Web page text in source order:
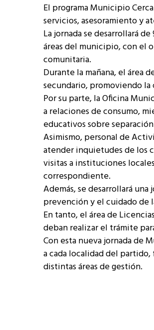
El programa Municipio
servicios, asesoramiento y
La jornada se desarrollará
áreas del municipio, con el
comunitaria.
Durante la mañana, el área
secundario, promoviendo
Por su parte, la Oficina
a relaciones de consumo,
educativos sobre
Asimismo, personal de
atender inquietudes de los
visitas a instituciones
correspondiente.
Además, se desarrollará
prevención y el cuidado de
En tanto, el área de
deban realizar el trámite
Con esta nueva jornada de
a cada localidad del
distintas áreas de gestión.